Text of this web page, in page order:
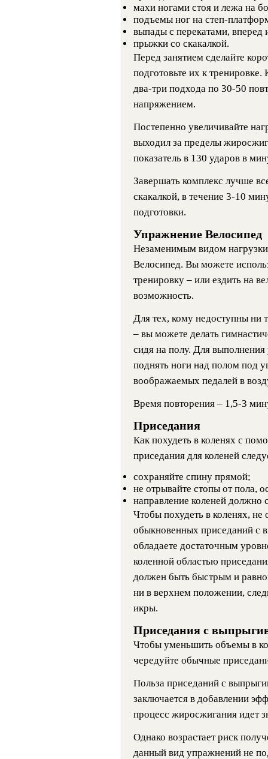
махи ногами стоя и лежа на
подъемы ног на степ-
выпады с перекатами, вперед
прыжки со скакалкой.
Перед занятием сделайте
подготовьте их к
два-три подхода по 30-50
напряжением.
Постепенно увеличивайте
выходил за пределы
показатель в 130 ударов в
Завершать комплекс лучше
скакалкой, в течение 3-10
подготовки.
Упражнение Велосипед
Незаменимым видом нагрузки
Велосипед. Вы можете
тренировку – или ездить на
возможность.
Для тех, кому недоступны ни
– вы можете делать
сидя на полу. Для
поднять ноги над полом под
воображаемых педалей в
Время повторения – 1,5-3
Приседания
Как похудеть в коленях с
приседания для коленей
сохраняйте спину прямой;
не отрывайте стопы от пола,
направление коленей должно
Чтобы похудеть в коленях, не
обыкновенных приседаний с
обладаете достаточным
коленной областью
должен быть быстрым и
ни в верхнем положении,
икры.
Приседания с
Чтобы уменьшить объемы в
чередуйте обычные
Польза приседаний с
заключается в добавлении
процесс жиросжигания идет
Однако возрастает риск
данный вид упражнений не